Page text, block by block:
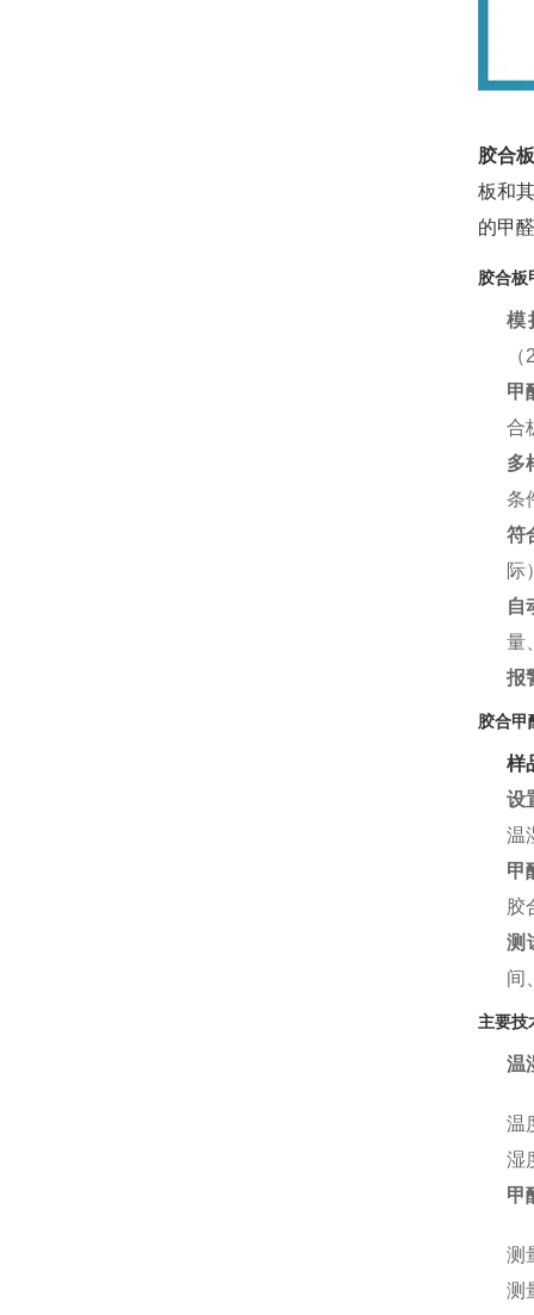
胶合
板和
的甲
胶合板
模
甲
合
多
条
符
际
自
量
报
胶合甲
样
设
温
甲
胶
测
间
主要技
温
温
湿
甲
测
测